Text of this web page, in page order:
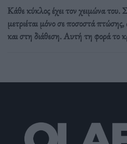
Κάθε κύκλος έχει τον χειμώνα
μετριέται μόνο σε ποσοστά
και στη διάθεση. Αυτή τη φορά το